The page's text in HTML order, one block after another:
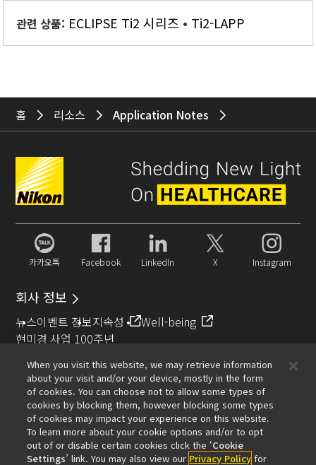
관련 상품: ECLIPSE Ti2 시리즈 Ti2-LAPP
홈 리소스 Application Notes
카카오톡 Facebook LinkedIn X Instagram
회사 정보
뉴스이벤트 정보지속성
Well-being
현미경 사업 100주년
추천 링크
대물렌즈 셀렉터 Resolution CalculatorPubScopeOEM
Nikon Small World
MicroscopyU
기타 니콘 제품
When you visit this website, we may retrieve information
about your visit and/or your device, mostly in the form
of cookies. You can choose not to allow some types of
cookies by blocking them, however blocking some types
of cookies may impact your experience on this website.
To learn more about your cookie options and/or to opt
out of or disable certain cookies click the ‘Cookie
Settings’ link. You may also view our Privacy Policy for